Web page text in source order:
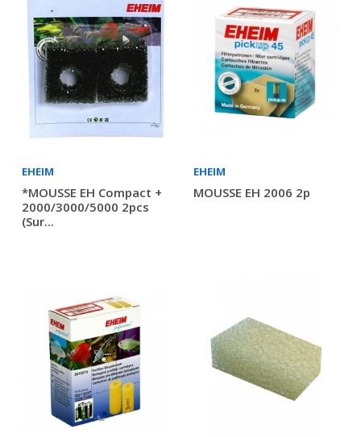
EHEIM
*MOUSSE EH Compact +
2000/3000/5000 2pcs
(sur...
EHEIM
MOUSSE EH 2006 2p